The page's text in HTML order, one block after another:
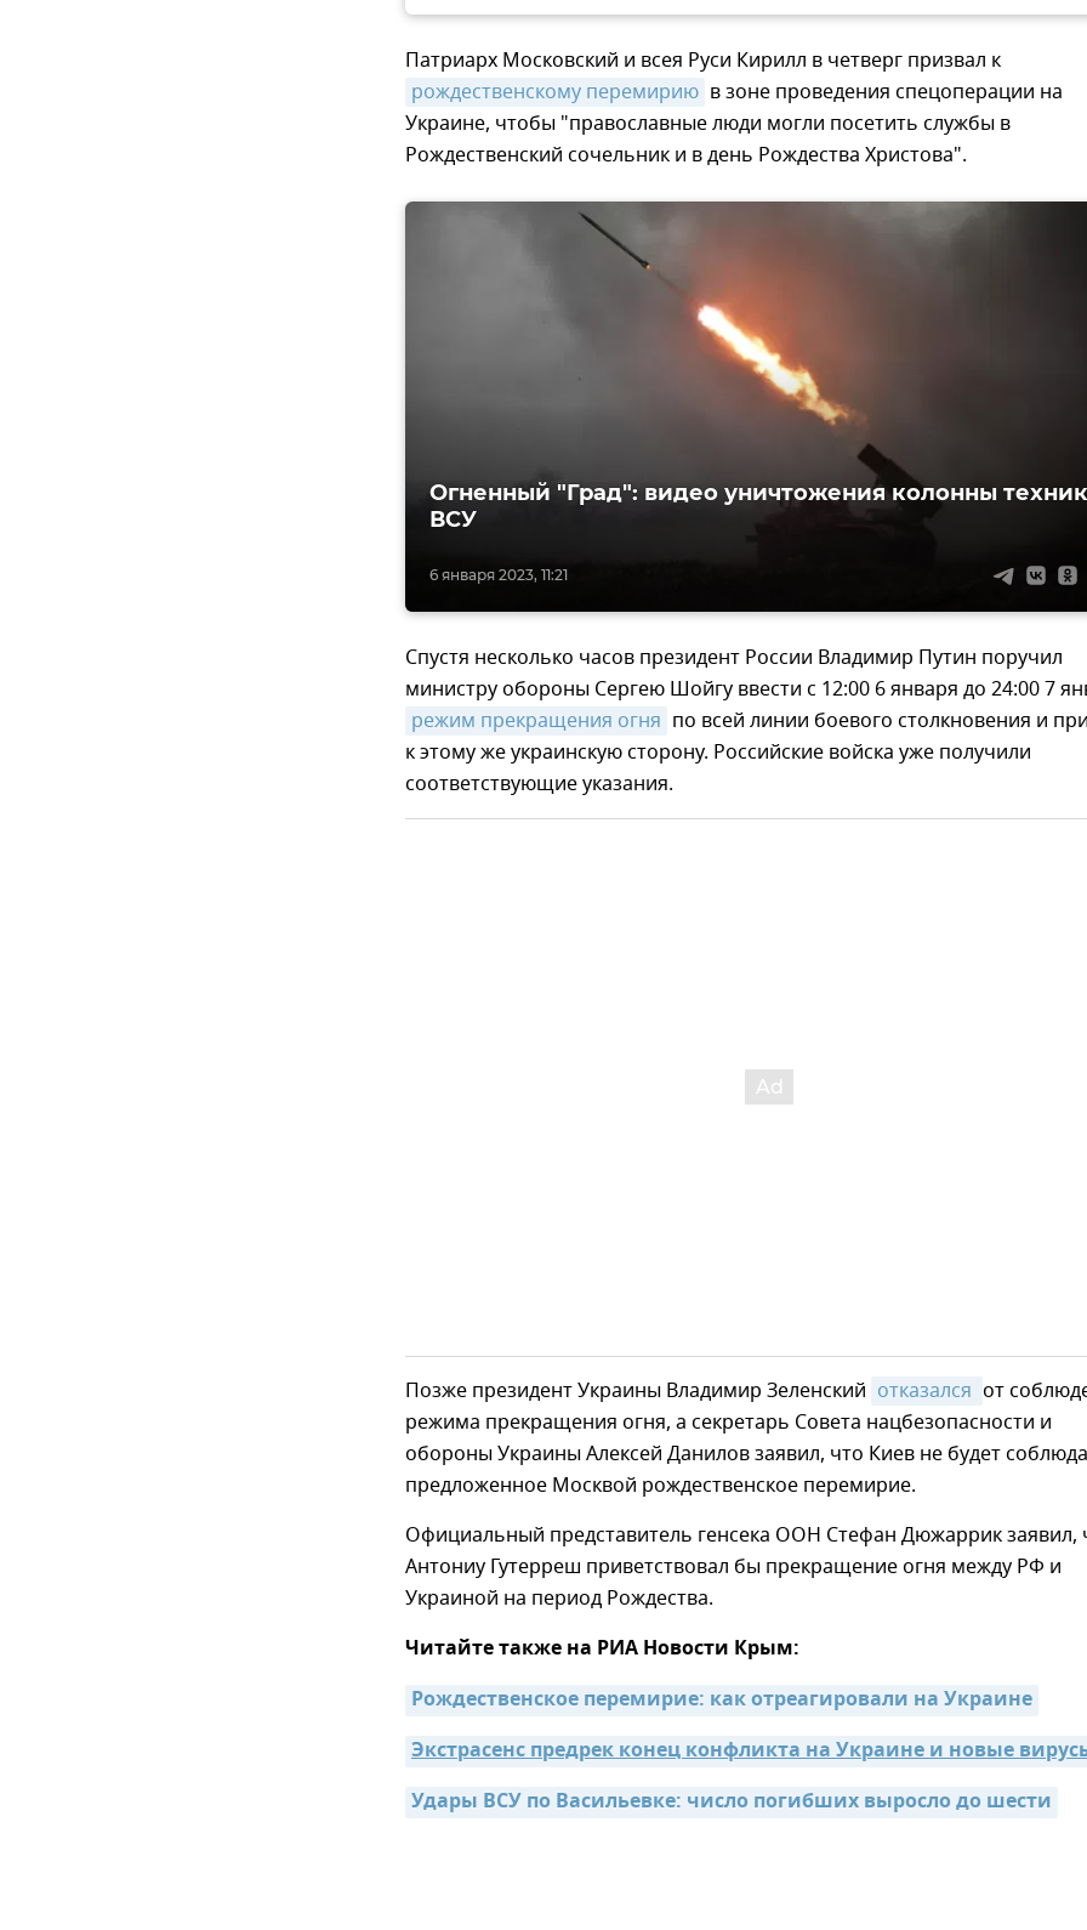
Патриарх Московский и всея Руси Кирилл в четверг призвал к
рождественскому перемирию в зоне проведения спецоперации на
Украине, чтобы "православные люди могли посетить службы в
Рождественский сочельник и в день Рождества Христова".
6 января 2023, 11:21
Огненный "Град": видео уничтожения колонны
ВСУ
Спустя несколько часов президент России Владимир Путин поручил
министру обороны Сергею Шойгу ввести с 12:00 6 января до 24:00 7
режим прекращения огня по всей линии боевого столкновения и
к этому же украинскую сторону. Российские войска уже получили
соответствующие указания.
Позже президент Украины Владимир Зеленский отказался от
режима прекращения огня, а секретарь Совета нацбезопасности и
обороны Украины Алексей Данилов заявил, что Киев не будет
предложенное Москвой рождественское перемирие.
Официальный представитель генсека ООН Стефан Дюжаррик заявил,
Антониу Гутерреш приветствовал бы прекращение огня между РФ и
Украиной на период Рождества.
Читайте также на РИА Новости Крым:
Рождественское перемирие: как отреагировали на Украине
Экстрасенс предрек конец конфликта на Украине и новые
Удары ВСУ по Васильевке: число погибших выросло до шести